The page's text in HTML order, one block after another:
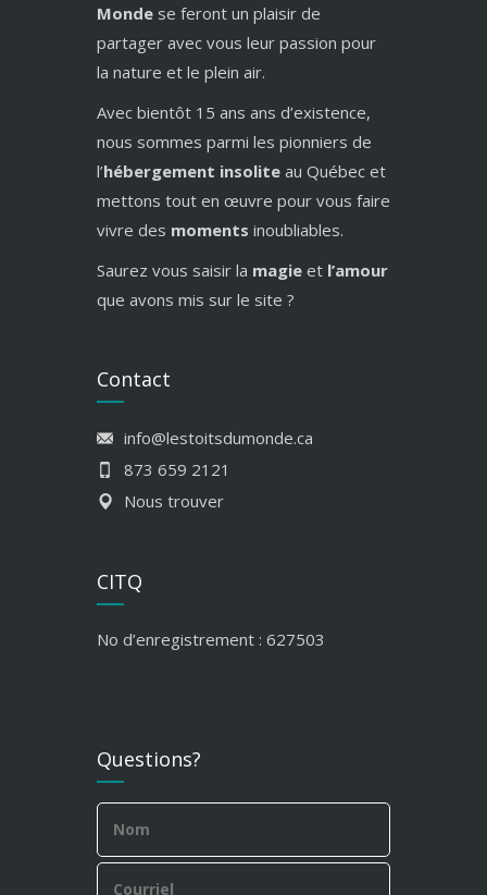
Monde se feront un plaisir de
partager avec vous leur passion pour
la nature et le plein air.
Avec bientôt 15 ans ans d’existence,
nous sommes parmi les pionniers de
l’hébergement insolite au Québec et
mettons tout en œuvre pour vous faire
vivre des moments inoubliables.
Saurez vous saisir la magie et l’amour
que avons mis sur le site ?
Contact
info@lestoitsdumonde.ca
873 659 2121
Nous trouver
CITQ
No d’enregistrement : 627503
Questions?